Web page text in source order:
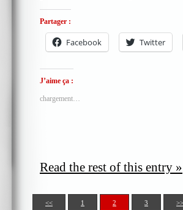
Partager :
Facebook Twitter
J’aime ça :
chargement…
Read the rest of this entry »
<< 1 2 3 >>